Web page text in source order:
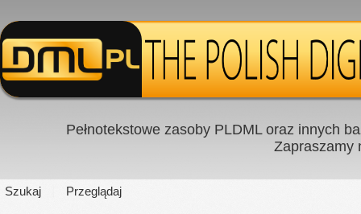
Pełnotekstowe zasoby PLDML oraz innych
Zapraszamy
Szukaj Przeglądaj